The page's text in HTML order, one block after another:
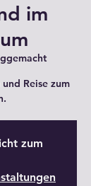
im
Reise zum
zum